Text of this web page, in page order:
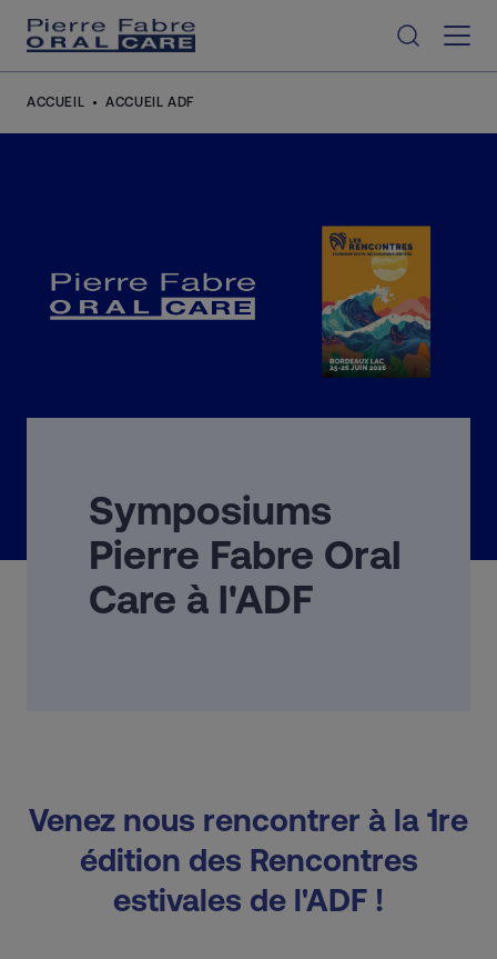
ACCUEIL ACCUEIL ADF
Symposiums
Pierre Fabre Oral
Care à l'ADF
Venez nous rencontrer à la 1re
édition des Rencontres
estivales de l'ADF !